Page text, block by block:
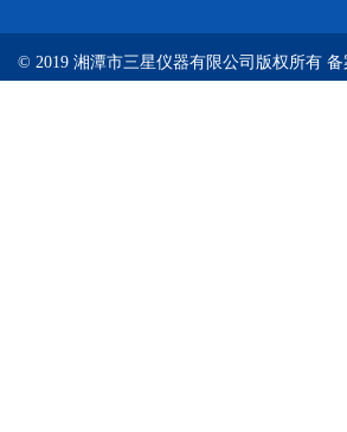
© 2019 湘潭市三星仪器有限公司版权所有 备